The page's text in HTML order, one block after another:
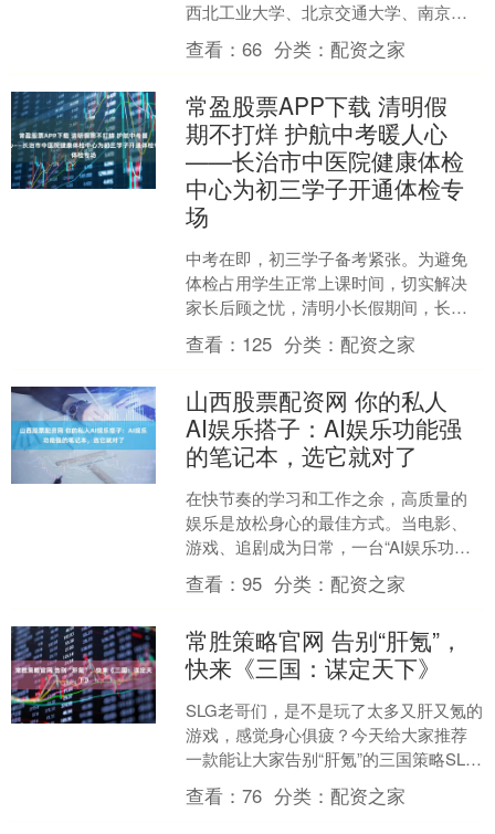
西北工业大学、北京交通大学、南京大
学、山东大学等多所高校陆续启动“博士
+硕士”双学位项目....
查看：66 分类：配资之家
常盈股票APP下载 清明假
期不打烊 护航中考暖人心
——长治市中医院健康体检
中心为初三学子开通体检专
场
中考在即，初三学子备考紧张。为避免
体检占用学生正常上课时间，切实解决
家长后顾之忧，清明小长假期间，长治
市中医医院健康体检中心专门开设中考
体测体检专场，用贴心服务....
查看： 125 分类：配资之家
山西股票配资网 你的私人
AI娱乐搭子：AI娱乐功能强
的笔记本，选它就对了
在快节奏的学习和工作之余，高质量的
娱乐是放松身心的最佳方式。当电影、
游戏、追剧成为日常，一台“AI娱乐功能
强的笔记本”就显得尤为重要。它不仅能
提供顶级的视听享受....
查看：95 分类：配资之家
常胜策略官网 告别“肝氪”，
快来《三国：谋定天下》
SLG老哥们，是不是玩了太多又肝又氪的
游戏，感觉身心俱疲？今天给大家推荐
一款能让大家告别“肝氪”的三国策略SLG
——《三国：谋定天下》。 先说说它的
自动化操作，....
查看：76 分类：配资之家